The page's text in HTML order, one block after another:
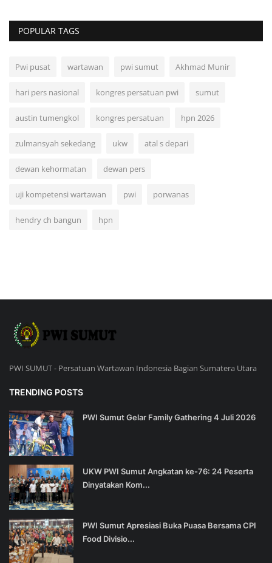
POPULAR TAGS
Pwi pusat wartawan pwi sumut Akhmad Munir
hari pers nasional kongres persatuan pwi sumut
austin tumengkol kongres persatuan hpn 2026
zulmansyah sekedang ukw atal s depari
dewan kehormatan dewan pers
uji kompetensi wartawan pwi porwanas
hendry ch bangun hpn
PWI SUMUT - Persatuan Wartawan Indonesia Bagian Sumatera Utara
TRENDING POSTS
PWI Sumut Gelar Family Gathering 4 Juli 2026
UKW PWI Sumut Angkatan ke-76: 24 Peserta
Dinyatakan Kom...
PWI Sumut Apresiasi Buka Puasa Bersama CPI
Food Divisio...